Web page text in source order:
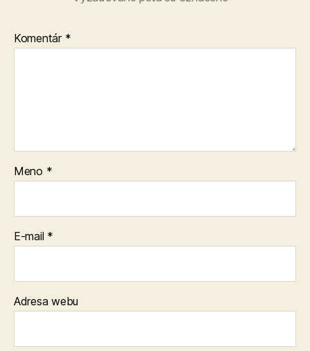
Komentár *
Meno *
E-mail *
Adresa webu